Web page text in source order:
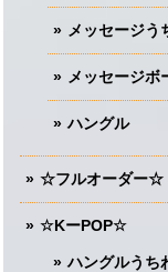
メッセージう
メッセージボ
ハングル
☆フルオーダー☆
☆KーPOP☆
ハングルうち